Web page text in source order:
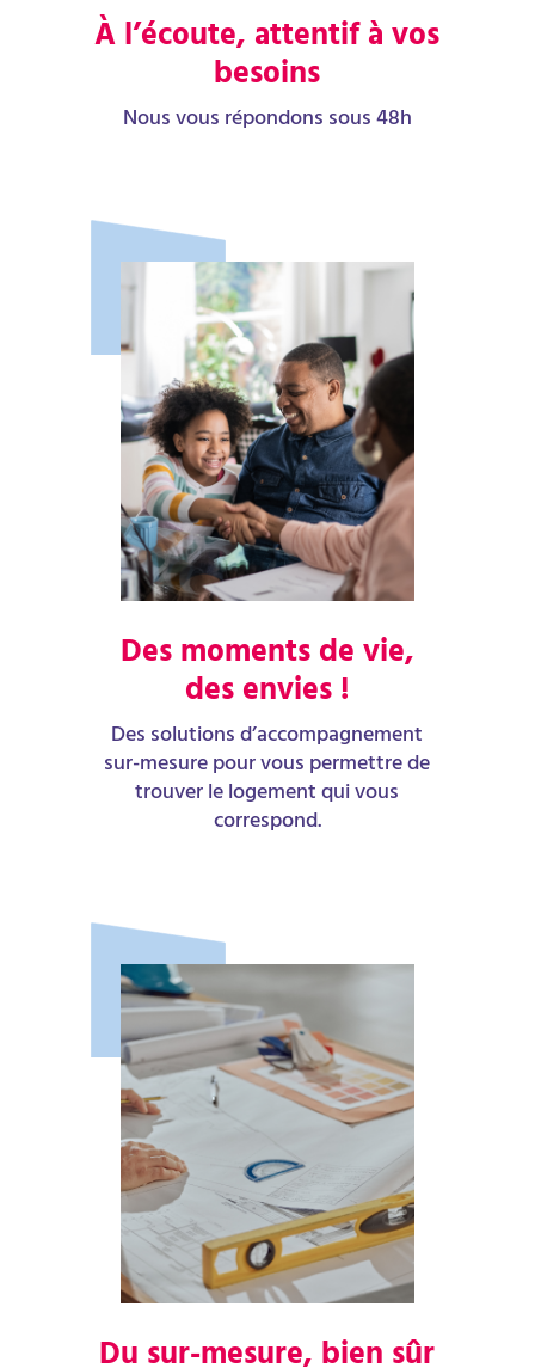
À l’écoute, attentif à vos
besoins
Nous vous répondons sous 48h
Des moments de vie,
des envies !
Des solutions d’accompagnement
sur-mesure pour vous permettre de
trouver le logement qui vous
correspond.